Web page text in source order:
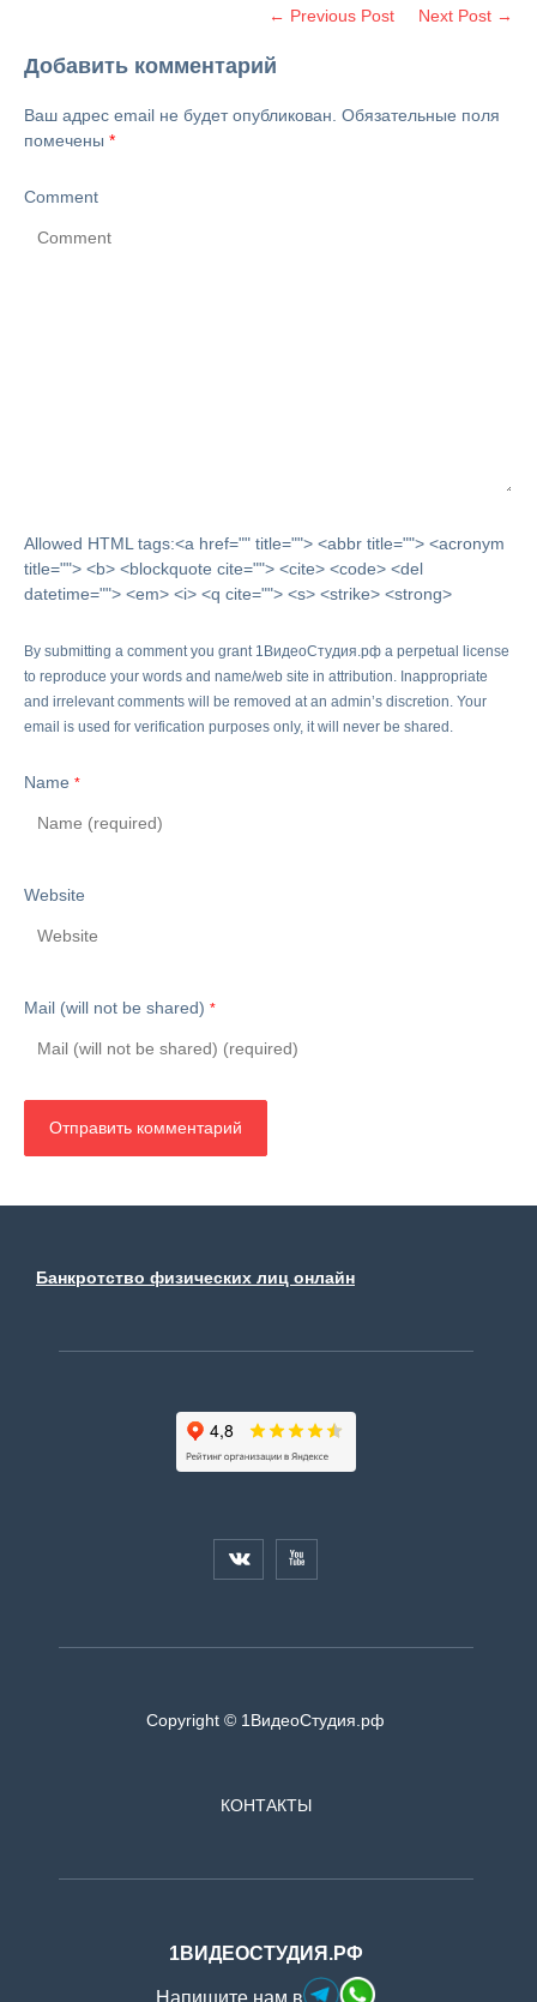
← Previous Post Next Post →
Добавить комментарий
Ваш адрес email не будет опубликован. Обязательные поля
помечены *
Comment
Allowed HTML tags:<a href="" title=""> <abbr title=""> <acronym
title=""> <b> <blockquote cite=""> <cite> <code> <del
datetime=""> <em> <i> <q cite=""> <s> <strike> <strong>
By submitting a comment you grant 1ВидеоСтудия.рф a perpetual license
to reproduce your words and name/web site in attribution. Inappropriate
and irrelevant comments will be removed at an admin’s discretion. Your
email is used for verification purposes only, it will never be shared.
Name *
Website
Mail (will not be shared) *
Банкротство физических лиц онлайн
 
Copyright © 1ВидеоСтудия.рф
КОНТАКТЫ
1ВИДЕОСТУДИЯ.РФ
Напишите нам в